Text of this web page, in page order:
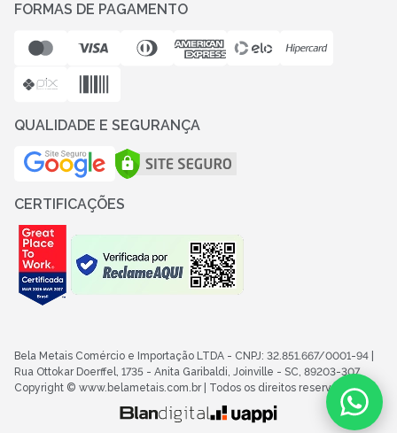
FORMAS DE PAGAMENTO
QUALIDADE E SEGURANÇA
CERTIFICAÇÕES
Bela Metais Comércio e Importação LTDA - CNPJ: 32.851.667/0001-94
Rua Ottokar Doerffel, 1735 - Anita Garibaldi, Joinville - SC, 89203-307
Copyright © www.belametais.com.br | Todos os direitos reservados